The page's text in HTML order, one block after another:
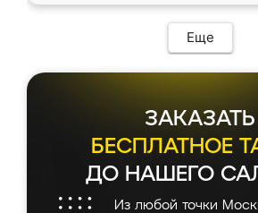
Еще
ЗАКАЗАТЬ
БЕСПЛАТНОЕ
ДО НАШЕГО
Из любой точки